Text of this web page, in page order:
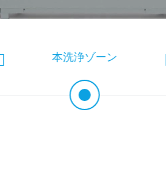
本洗浄ゾーン